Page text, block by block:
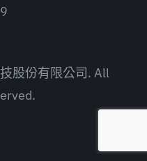
股份有限公司. All